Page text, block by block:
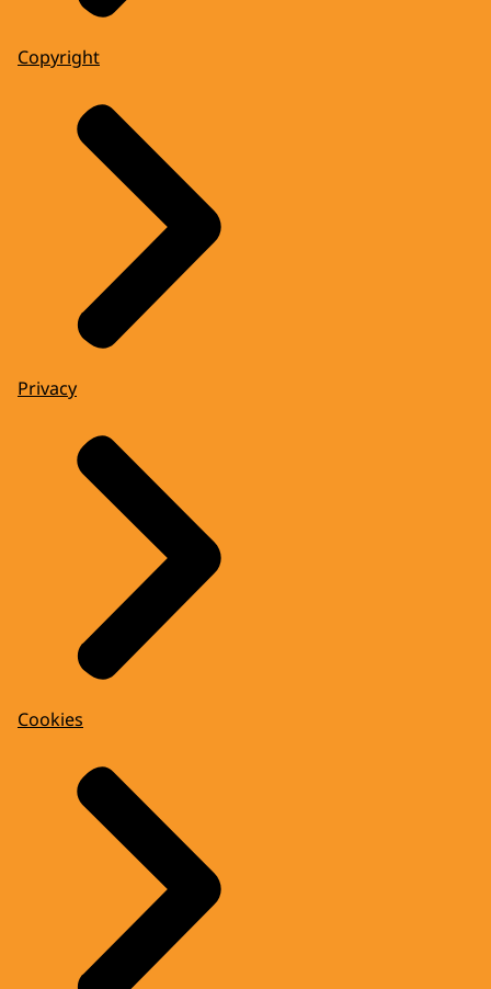
Copyright
Privacy
Cookies